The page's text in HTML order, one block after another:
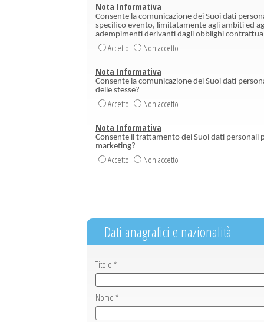
Nota Informativa
Consente la comunicazione dei Suoi dati
specifico evento, limitatamente agli ambiti ed
adempimenti derivanti dagli obblighi
Accetto
Non accetto
Nota Informativa
Consente la comunicazione dei Suoi dati
delle stesse?
Accetto
Non accetto
Nota Informativa
Consente il trattamento dei Suoi dati
marketing?
Accetto Non accetto
Dati anagrafici e nazionalità
Titolo *
Nome *